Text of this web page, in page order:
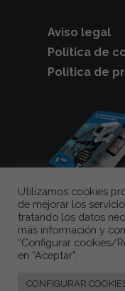
Aviso legal
Política de
Política de
Utilizamos cookies
de mejorar los
tratando los datos
más información y
“Configurar cookies/
en “Aceptar”.
CONFIGURAR